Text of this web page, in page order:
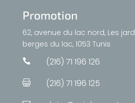
Promotion
62, avenue du lac nord, Les
berges du lac, 1053 Tunis
 (216) 71 196 126
 (216) 71 196 125